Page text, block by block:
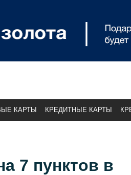
КАРТЫ КРЕДИТНЫЕ КАРТЫ
7 пунктов в